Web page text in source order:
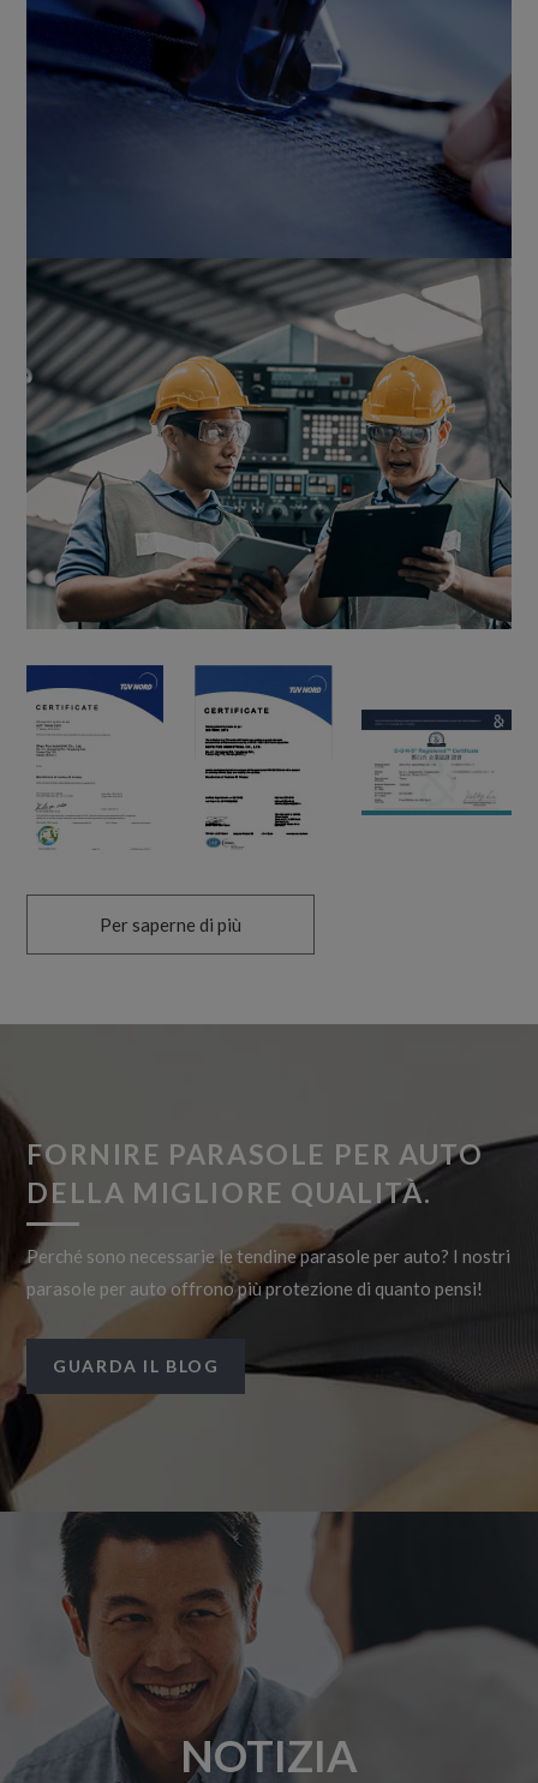
Per saperne di più
FORNIRE PARASOLE PER AUTO
DELLA MIGLIORE QUALITÀ.
Perché sono necessarie le tendine parasole per auto? I nostri
parasole per auto offrono più protezione di quanto pensi!
GUARDA IL BLOG
NOTIZIA